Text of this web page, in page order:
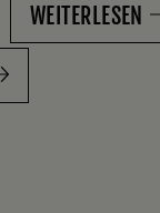
WEITERLESEN